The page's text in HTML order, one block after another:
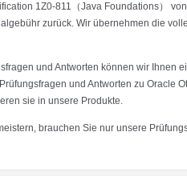
1Z0-811（Java Foundations）
zurück. Wir übernehmen die volle
und Antworten können wir
und Antworten zu
sie in unsere Produkte.
brauchen Sie nur unsere